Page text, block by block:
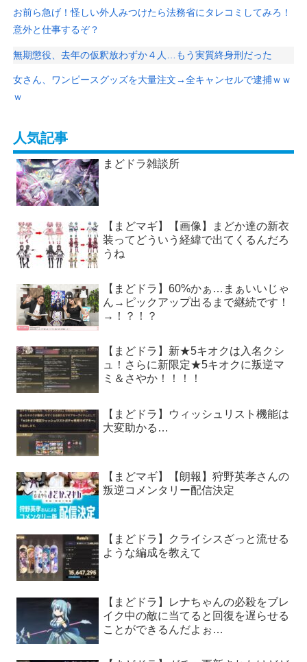
お前ら急げ！怪しい外人みつけたら法務省にタレコミしてみろ！
意外と仕事するぞ？
無期懲役、去年の仮釈放わずか４人…もう実質終身刑だった
女さん、ワンピースグッズを大量注文→全キャンセルで逮捕ｗｗ
ｗ
人気記事
まどドラ雑談所
【まどマギ】【画像】まどか達の新衣
装ってどういう経緯で出てくるんだろ
うね
【まどドラ】60%かぁ…まぁいいじゃ
ん→ピックアップ出るまで継続です！
→！？！？
【まどドラ】新★5キオクは入名クシ
ュ！さらに新限定★5キオクに叛逆マ
ミ＆さやか！！！！
【まどドラ】ウィッシュリスト機能は
大変助かる…
【まどマギ】【朗報】狩野英孝さんの
叛逆コメンタリー配信決定
【まどドラ】クライシスざっと流せる
ような編成を教えて
【まどドラ】レナちゃんの必殺をブレ
イク中の敵に当てると回復を遅らせる
ことができるんだよぉ…